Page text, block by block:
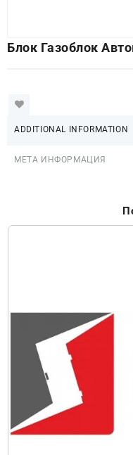
Блок Газоблок
ADDITIONAL INFORMATION
МЕТА ИНФОРМАЦИЯ